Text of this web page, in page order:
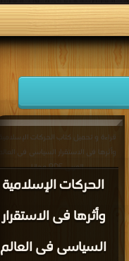
الحركات الإسلامية
وأثرها فى الاستقرار
السياسى فى العالم
قراءة و تحميل كتاب الحركات الإسلامية
وأثرها فى الاستقرار السياسى فى العالم
العربى PDF مجانا